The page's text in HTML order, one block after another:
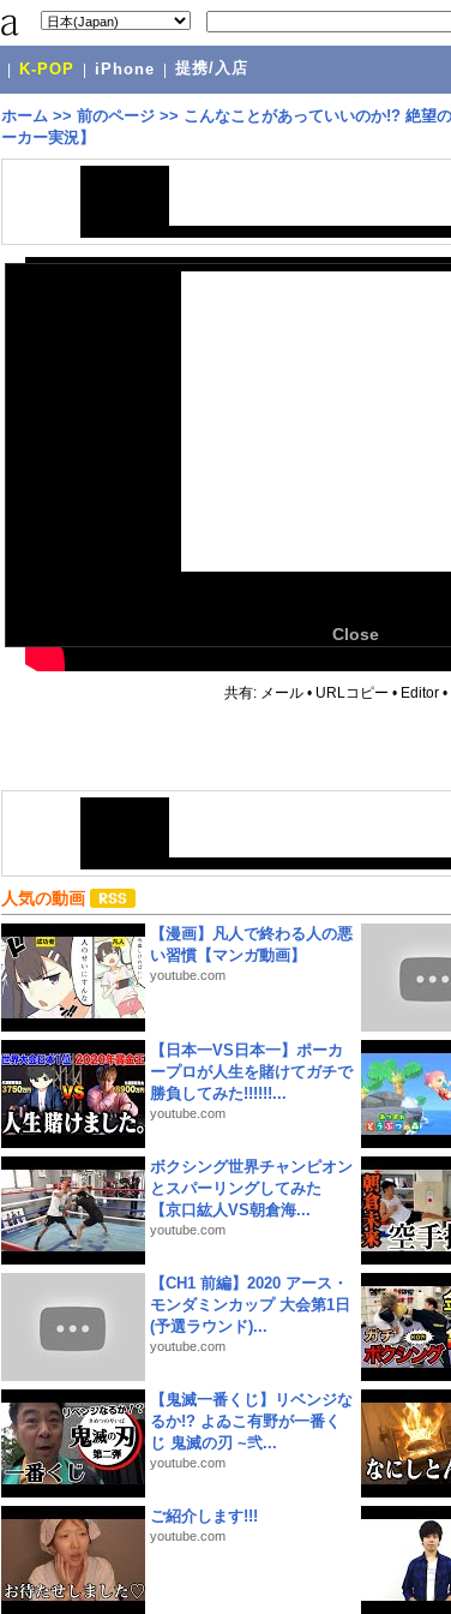
K-POP iPhone 提携/入店
ホーム >> 前のページ >> こんなことがあっていいのか!? 絶望
ーカー実況】
Close
共有: メール • URLコピー • Editor •
人気の動画
【漫画】凡人で終わる人の悪
い習慣【マンガ動画】
youtube.com
【日本一VS日本一】ポーカ
ープロが人生を賭けてガチで
勝負してみた!!!!!!...
youtube.com
ボクシング世界チャンピオン
とスパーリングしてみた
【京口紘人VS朝倉海...
youtube.com
【CH1 前編】2020 アース・
モンダミンカップ 大会第1日
(予選ラウンド)...
youtube.com
【鬼滅一番くじ】リベンジな
るか!? よゐこ有野が一番く
じ 鬼滅の刃 ~弐...
youtube.com
ご紹介します!!!
youtube.com